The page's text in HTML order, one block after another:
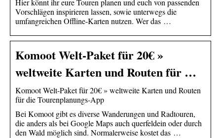
Hier könnt ihr eure Touren planen und euch von passenden
Vorschlägen inspirieren lassen, sowie unterwegs die
umfangreichen Offline-Karten nutzen. Wer das …
Komoot Welt-Paket für 20€ »
weltweite Karten und Routen für …
Komoot Welt-Paket für 20€ » weltweite Karten und Routen
für die Tourenplanungs-App
Bei Komoot gibt es diverse Wanderungen und Radtouren,
die anders als bei Google Maps auch querfeldein oder durch
den Wald möglich sind. Normalerweise kostet das …